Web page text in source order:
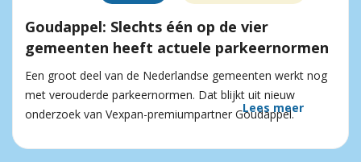
Goudappel: Slechts één op de vier
gemeenten heeft actuele parkeernormen
Een groot deel van de Nederlandse gemeenten werkt nog
met verouderde parkeernormen. Dat blijkt uit nieuw
onderzoek van Vexpan-premiumpartner Goudappel.
Lees meer